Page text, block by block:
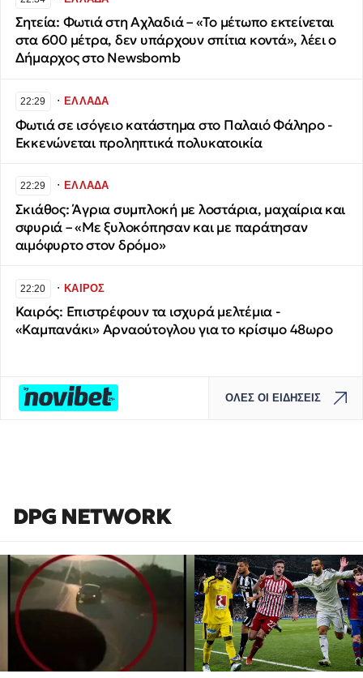
Σητεία: Φωτιά στη Αχλαδιά – «Το μέτωπο εκτείνεται
στα 600 μέτρα, δεν υπάρχουν σπίτια κοντά», λέει ο
Δήμαρχος στο Newsbomb
22:29 ∙ΕΛΛΑΔΑ
Φωτιά σε ισόγειο κατάστημα στο Παλαιό Φάληρο -
Εκκενώνεται προληπτικά πολυκατοικία
22:29 ∙ΕΛΛΑΔΑ
Σκιάθος: Άγρια συμπλοκή με λοστάρια, μαχαίρια και
σφυριά – «Με ξυλοκόπησαν και με παράτησαν
αιμόφυρτο στον δρόμο»
22:20 ∙ΚΑΙΡΟΣ
Καιρός: Επιστρέφουν τα ισχυρά μελτέμια -
«Καμπανάκι» Αρναούτογλου για το κρίσιμο 48ωρο
ΟΛΕΣ ΟΙ ΕΙΔΗΣΕΙΣ
DPG NETWORK